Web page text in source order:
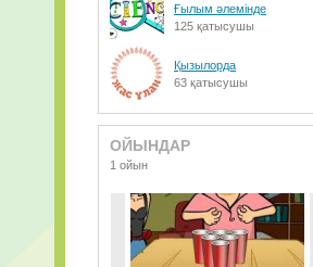
Ғылым әлемінде
125 қатысушы
Қызылорда
63 қатысушы
ОЙЫНДАР
1 ойын